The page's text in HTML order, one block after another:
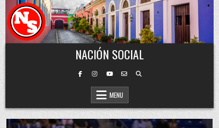
Skip to content
NACIÓN SOCIAL
MENU